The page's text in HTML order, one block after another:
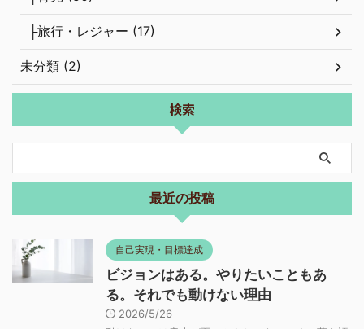
未分類 (2)
自己実現・目標達成
る。それでも動けない理由
2026/5/26
動けないのは意志が弱いからじゃないです。夢を語
ることで承認欲求を満たしている、自己理解が目的